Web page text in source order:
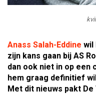
Anass Salah-Eddine wil
zijn kans gaan bij AS
dan ook niet in op een
hem graag definitief
Met dit nieuws pakt